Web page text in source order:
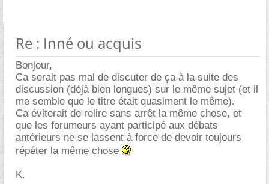
Re : Inné ou acquis
Bonjour,
Ca serait pas mal de discuter de ça à la suite des
discussion (déjà bien longues) sur le même sujet (et il
me semble que le titre était quasiment le même).
Ca éviterait de relire sans arrêt la même chose, et
que les forumeurs ayant participé aux débats
antérieurs ne se lassent à force de devoir toujours
répéter la même chose
K.